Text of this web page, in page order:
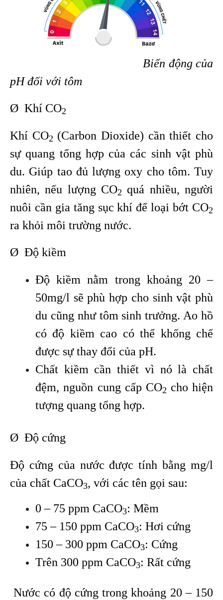
Biến động của
pH đối với tôm
Ø Khí CO2
Khí CO2 (Carbon Dioxide) cần thiết cho
sự quang tổng hợp của các sinh vật phù
du. Giúp tao đủ lượng oxy cho tôm. Tuy
nhiên, nếu lượng CO2 quá nhiều, người
nuôi cần gia tăng sục khí để loại bớt CO2
ra khỏi môi trường nước.
Ø Độ kiềm
Độ kiềm nằm trong khoảng 20 –
50mg/l sẽ phù hợp cho sinh vật phù
du cũng như tôm sinh trưởng. Ao hồ
có độ kiềm cao có thể khống chế
được sự thay đổi của pH.
Chất kiềm cần thiết vì nó là chất
đệm, nguồn cung cấp CO2 cho hiện
tượng quang tổng hợp.
Ø Độ cứng
Độ cứng của nước được tính bằng mg/l
của chất CaCO3, với các tên gọi sau:
0 – 75 ppm CaCO3: Mềm
75 – 150 ppm CaCO3: Hơi cứng
150 – 300 ppm CaCO3: Cứng
Trên 300 ppm CaCO3: Rất cứng
Nước có độ cứng trong khoảng 20 – 150